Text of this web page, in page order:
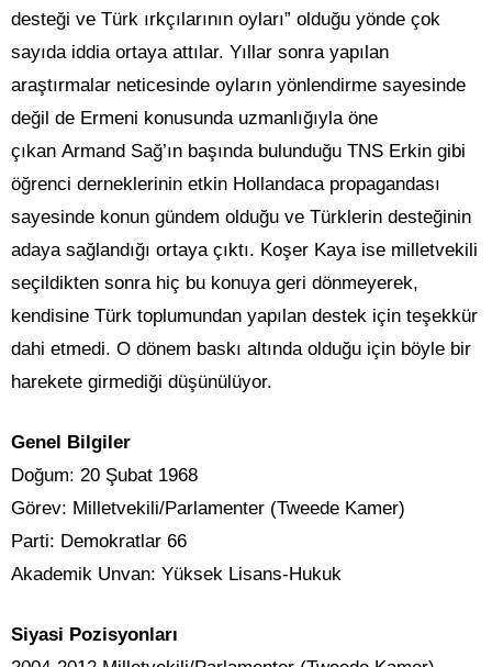
desteği ve Türk ırkçılarının oyları” olduğu yönde çok
sayıda iddia ortaya attılar. Yıllar sonra yapılan
araştırmalar neticesinde oyların yönlendirme sayesinde
değil de Ermeni konusunda uzmanlığıyla öne
çıkan Armand Sağ’ın başında bulunduğu TNS Erkin gibi
öğrenci derneklerinin etkin Hollandaca propagandası
sayesinde konun gündem olduğu ve Türklerin desteğinin
adaya sağlandığı ortaya çıktı. Koşer Kaya ise milletvekili
seçildikten sonra hiç bu konuya geri dönmeyerek,
kendisine Türk toplumundan yapılan destek için teşekkür
dahi etmedi. O dönem baskı altında olduğu için böyle bir
harekete girmediği düşünülüyor.
Genel Bilgiler
Doğum: 20 Şubat 1968
Görev: Milletvekili/Parlamenter (Tweede Kamer)
Parti: Demokratlar 66
Akademik Unvan: Yüksek Lisans-Hukuk
Siyasi Pozisyonları